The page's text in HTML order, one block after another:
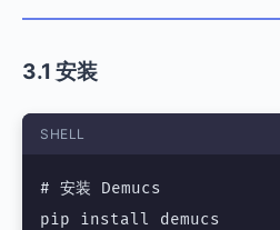
3.1 安装
SHELL
# 安装 Demucs
pip install demucs